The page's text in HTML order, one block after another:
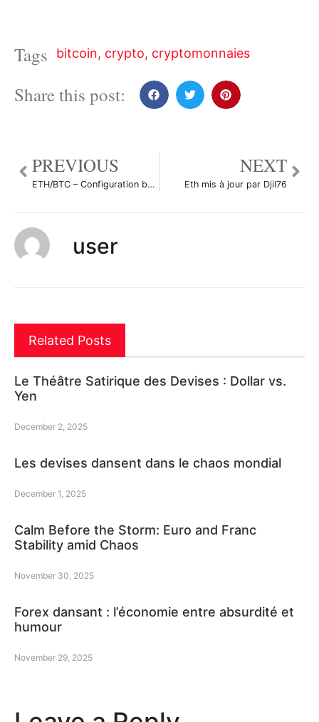
Tags bitcoin, crypto, cryptomonnaies
Share this post:
PREVIOUS
ETH/BTC – Configuration bullish ! par Glorwyn
NEXT
Eth mis à jour par Djil76
user
Related Posts
Le Théâtre Satirique des Devises : Dollar vs.
Yen
December 2, 2025
Les devises dansent dans le chaos mondial
December 1, 2025
Calm Before the Storm: Euro and Franc
Stability amid Chaos
November 30, 2025
Forex dansant : l’économie entre absurdité et
humour
November 29, 2025